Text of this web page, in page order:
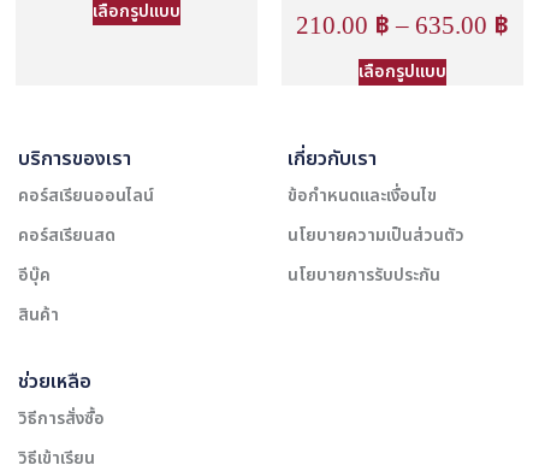
เลือกรูปแบบ 210.00 ฿–635.00 ฿
เลือกรูปแบบ
บริการของเรา
คอร์สเรียนออนไลน์
คอร์สเรียนสด
อีบุ๊ค
สินค้า
เกี่ยวกับเรา
ข้อกำหนดและเงื่อนไข
นโยบายความเป็นส่วนตัว
นโยบายการรับประกัน
ช่วยเหลือ
วิธีการสั่งซื้อ
วิธีเข้าเรียน